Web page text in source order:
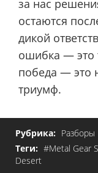
за нас
остаются
дикой
ошибка — это
победа — это
триумф.
Рубрика: Разборы
Теги: #Metal Gear
Desert